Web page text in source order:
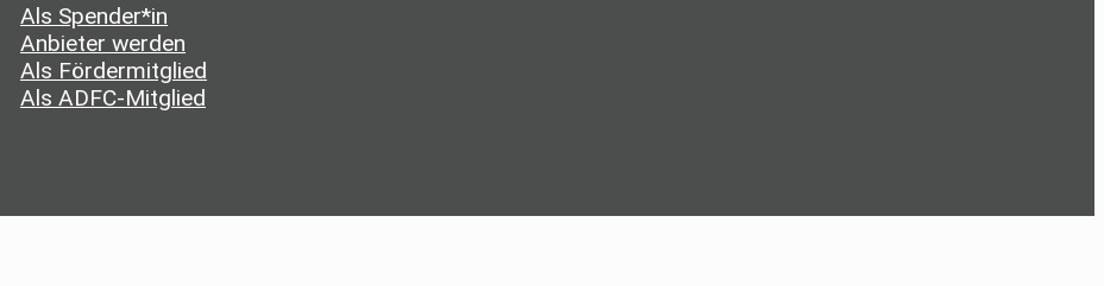
Als Spender*in
Anbieter werden
Als Fördermitglied
Als ADFC-Mitglied